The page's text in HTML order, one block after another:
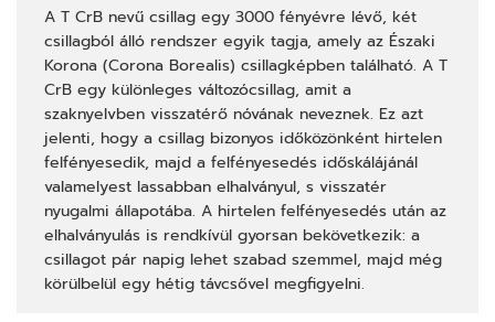
A T CrB nevű csillag egy 3000 fényévre lévő, két
csillagból álló rendszer egyik tagja, amely az Északi
Korona (Corona Borealis) csillagképben található. A T
CrB egy különleges változócsillag, amit a
szaknyelvben visszatérő nóvának neveznek. Ez azt
jelenti, hogy a csillag bizonyos időközönként hirtelen
felfényesedik, majd a felfényesedés időskálájánál
valamelyest lassabban elhalványul, s visszatér
nyugalmi állapotába. A hirtelen felfényesedés után az
elhalványulás is rendkívül gyorsan bekövetkezik: a
csillagot pár napig lehet szabad szemmel, majd még
körülbelül egy hétig távcsővel megfigyelni.